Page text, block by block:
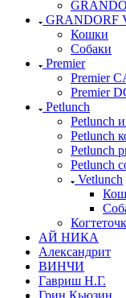
GRANDORF
Кошки
Собаки
Premier
Premier
Premier
Petlunch
Petlunch
Petlunch
Petlunch
Petlunch
Vetlunch
АЙ НИКА
Александрит
ВИНЧИ
Гавриш Н.Г.